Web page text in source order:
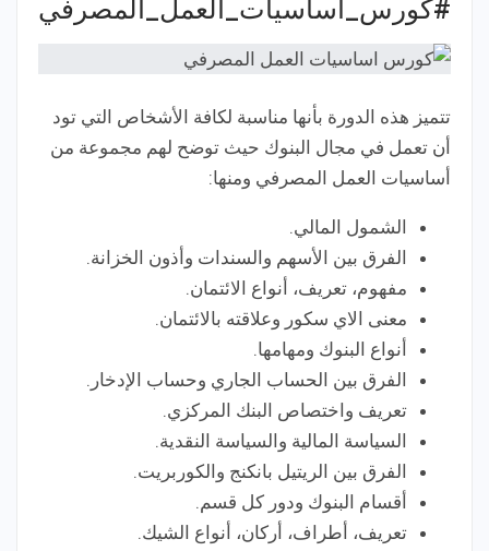
#كورس_أساسيات_العمل_المصرفي
تتميز هذه الدورة بأنها مناسبة لكافة الأشخاص التي تود
أن تعمل في مجال البنوك حيث توضح لهم مجموعة من
أساسيات العمل المصرفي ومنها:
الشمول المالي.
الفرق بين الأسهم والسندات وأذون الخزانة.
مفهوم، تعريف، أنواع الائتمان.
معنى الاي سكور وعلاقته بالائتمان.
أنواع البنوك ومهامها.
الفرق بين الحساب الجاري وحساب الإدخار.
تعريف واختصاص البنك المركزي.
السياسة المالية والسياسة النقدية.
الفرق بين الريتيل بانكنج والكوربريت.
أقسام البنوك ودور كل قسم.
تعريف، أطراف، أركان، أنواع الشيك.